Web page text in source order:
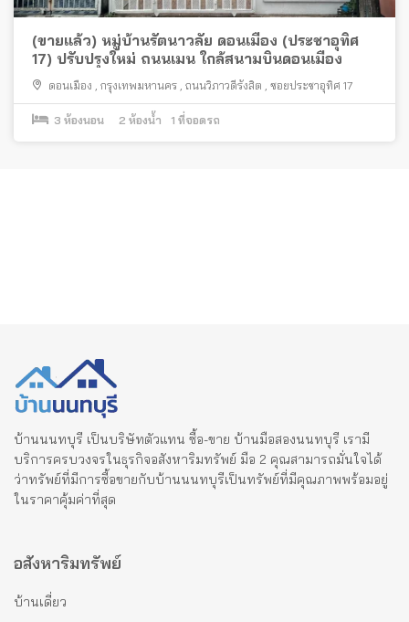
(ขายแล้ว) หมู่บ้านรัตนาวลัย ดอนเมือง (ประชาอุทิศ
17) ปรับปรุงใหม่ ถนนเมน ใกล้สนามบินดอนเมือง
ดอนเมือง กรุงเทพมหานคร ถนนวิภาวดีรังสิต ซอยประชาอุทิศ 17
3 ห้องนอน 2 ห้องน้ำ 1 ที่จอดรถ
บ้านนนทบุรี เป็นบริษัทตัวแทน ซื้อ-ขาย บ้านมือสองนนทบุรี เรามี
บริการครบวงจรในธุรกิจอสังหาริมทรัพย์ มือ 2 คุณสามารถมั่นใจได้
ว่าทรัพย์ที่มีการซื้อขายกับบ้านนนทบุรีเป็นทรัพย์ที่มีคุณภาพพร้อมอยู่
ในราคาคุ้มค่าที่สุด
อสังหาริมทรัพย์
บ้านเดี่ยว